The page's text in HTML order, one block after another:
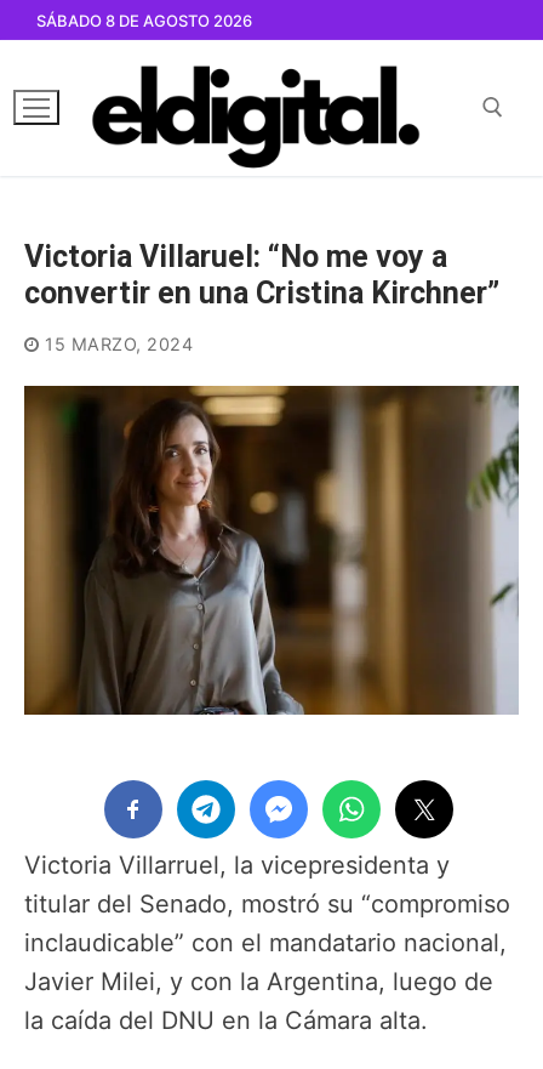
contenido
SÁBADO 8 DE AGOSTO 2026
Victoria Villaruel: “No me voy a
convertir en una Cristina Kirchner”
15 MARZO, 2024
Victoria Villarruel, la vicepresidenta y
titular del Senado, mostró su “compromiso
inclaudicable” con el mandatario nacional,
Javier Milei, y con la Argentina, luego de
la caída del DNU en la Cámara alta.